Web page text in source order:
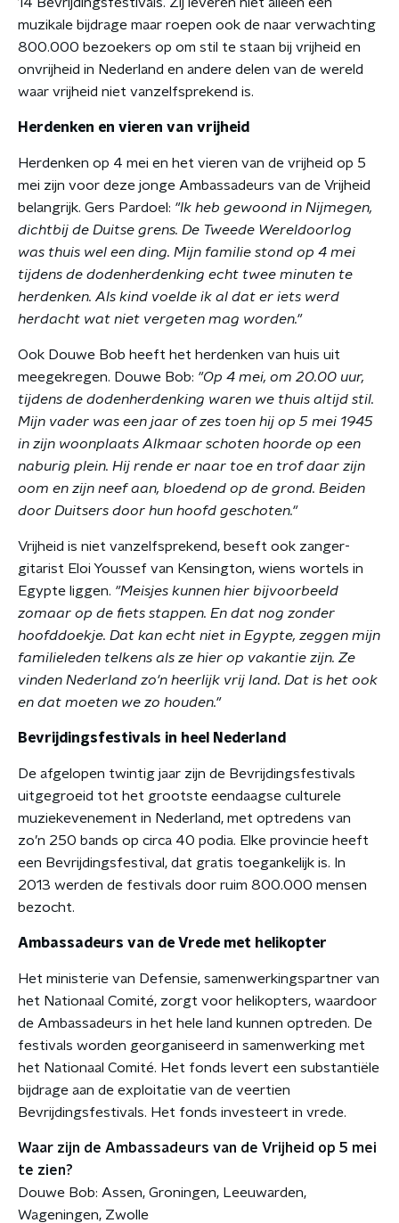
muzikale bijdrage maar roepen ook de naar verwachting
800.000 bezoekers op om stil te staan bij vrijheid en
onvrijheid in Nederland en andere delen van de wereld
waar vrijheid niet vanzelfsprekend is.
Herdenken en vieren van vrijheid
Herdenken op 4 mei en het vieren van de vrijheid op 5
mei zijn voor deze jonge Ambassadeurs van de Vrijheid
belangrijk. Gers Pardoel: "Ik heb gewoond in Nijmegen,
dichtbij de Duitse grens. De Tweede Wereldoorlog
was thuis wel een ding. Mijn familie stond op 4 mei
tijdens de dodenherdenking echt twee minuten te
herdenken. Als kind voelde ik al dat er iets werd
herdacht wat niet vergeten mag worden."
Ook Douwe Bob heeft het herdenken van huis uit
meegekregen. Douwe Bob: "Op 4 mei, om 20.00 uur,
tijdens de dodenherdenking waren we thuis altijd stil.
Mijn vader was een jaar of zes toen hij op 5 mei 1945
in zijn woonplaats Alkmaar schoten hoorde op een
naburig plein. Hij rende er naar toe en trof daar zijn
oom en zijn neef aan, bloedend op de grond. Beiden
door Duitsers door hun hoofd geschoten."
Vrijheid is niet vanzelfsprekend, beseft ook zanger-
gitarist Eloi Youssef van Kensington, wiens wortels in
Egypte liggen. "Meisjes kunnen hier bijvoorbeeld
zomaar op de fiets stappen. En dat nog zonder
hoofddoekje. Dat kan echt niet in Egypte, zeggen mijn
familieleden telkens als ze hier op vakantie zijn. Ze
vinden Nederland zo'n heerlijk vrij land. Dat is het ook
en dat moeten we zo houden."
Bevrijdingsfestivals in heel Nederland
De afgelopen twintig jaar zijn de Bevrijdingsfestivals
uitgegroeid tot het grootste eendaagse culturele
muziekevenement in Nederland, met optredens van
zo’n 250 bands op circa 40 podia. Elke provincie heeft
een Bevrijdingsfestival, dat gratis toegankelijk is. In
2013 werden de festivals door ruim 800.000 mensen
bezocht.
Ambassadeurs van de Vrede met helikopter
Het ministerie van Defensie, samenwerkingspartner van
het Nationaal Comité, zorgt voor helikopters, waardoor
de Ambassadeurs in het hele land kunnen optreden. De
festivals worden georganiseerd in samenwerking met
het Nationaal Comité. Het fonds levert een substantiële
bijdrage aan de exploitatie van de veertien
Bevrijdingsfestivals. Het fonds investeert in vrede.
Waar zijn de Ambassadeurs van de Vrijheid op 5 mei
te zien?
Douwe Bob: Assen, Groningen, Leeuwarden,
Wageningen, Zwolle